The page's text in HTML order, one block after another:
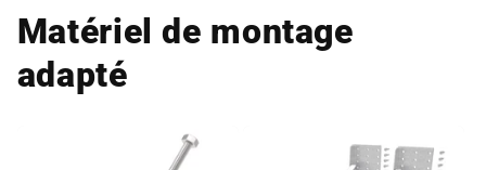
Matériel de montage
adapté